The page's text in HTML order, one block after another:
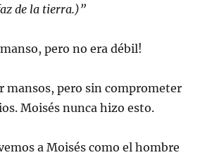
de la tierra.)”
pero no era débil!
mansos, pero sin comprometer
Moisés nunca hizo esto.
a Moisés como el hombre